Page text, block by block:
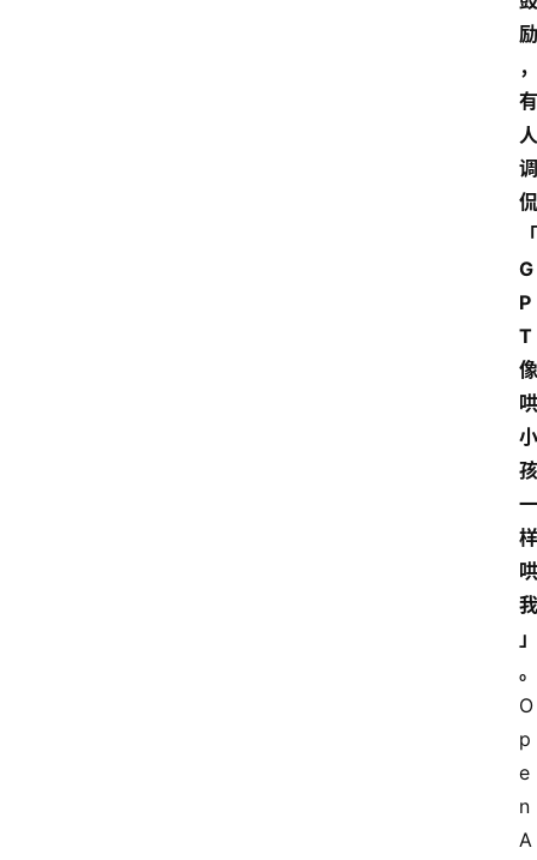
励
，
有
人
调
侃
「
G
P
T
像
哄
小
孩
一
样
哄
我
」
。
O
p
e
n
A